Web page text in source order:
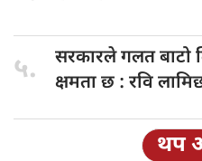
५. सरकारले गलतबाटो
क्षमता छ : रवि
थप